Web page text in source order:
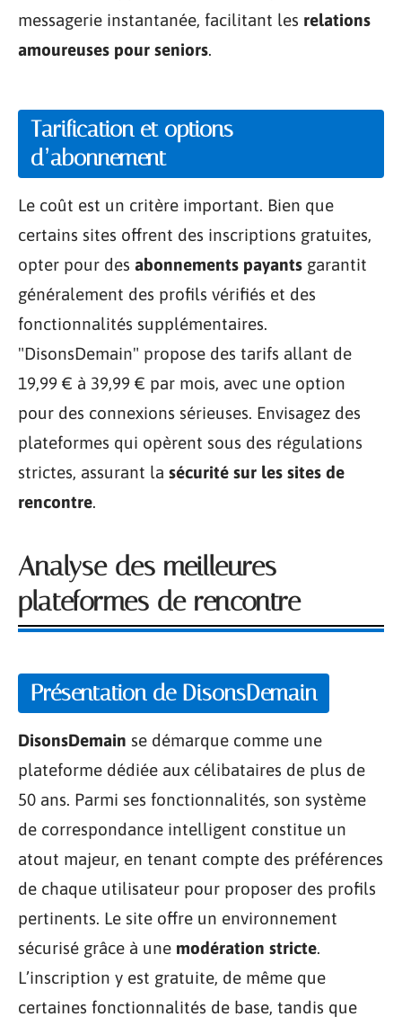
messagerie instantanée, facilitant les relations
amoureuses pour seniors.
Tarification et options
d’abonnement
Le coût est un critère important. Bien que
certains sites offrent des inscriptions gratuites,
opter pour des abonnements payants garantit
généralement des profils vérifiés et des
fonctionnalités supplémentaires.
"DisonsDemain" propose des tarifs allant de
19,99 € à 39,99 € par mois, avec une option
pour des connexions sérieuses. Envisagez des
plateformes qui opèrent sous des régulations
strictes, assurant la sécurité sur les sites de
rencontre.
Analyse des meilleures
plateformes de rencontre
Présentation de DisonsDemain
DisonsDemain se démarque comme une
plateforme dédiée aux célibataires de plus de
50 ans. Parmi ses fonctionnalités, son système
de correspondance intelligent constitue un
atout majeur, en tenant compte des préférences
de chaque utilisateur pour proposer des profils
pertinents. Le site offre un environnement
sécurisé grâce à une modération stricte.
L’inscription y est gratuite, de même que
certaines fonctionnalités de base, tandis que